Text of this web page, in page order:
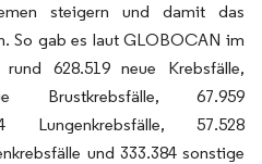
steigern und damit das
So gab es laut GLOBOCAN im
628.519 neue Krebsfälle,
Brustkrebsfälle, 67.959
Lungenkrebsfälle, 57.528
und 333.384 sonstige